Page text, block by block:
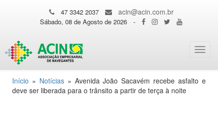
47 3342 2037 acin@acin.com.br
Sábado, 08 de Agosto de 2026 -
Início » Notícias» Avenida João Sacavém recebe asfalto e
deve ser liberada para o trânsito a partir de terça à noite